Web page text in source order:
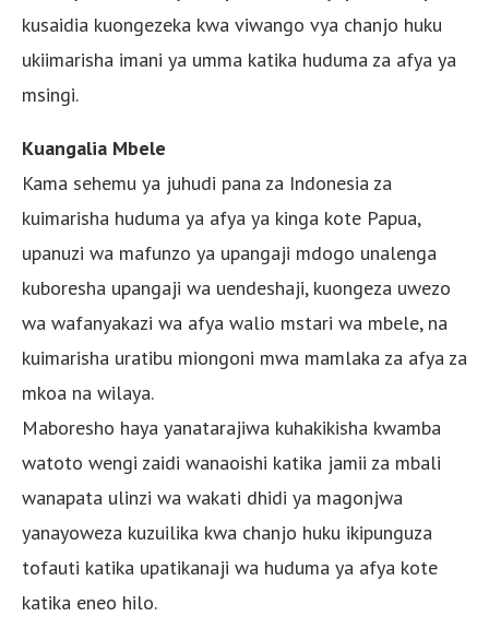
kusaidia kuongezeka kwa viwango vya chanjo huku
ukiimarisha imani ya umma katika huduma za afya ya
msingi.
Kuangalia Mbele
Kama sehemu ya juhudi pana za Indonesia za
kuimarisha huduma ya afya ya kinga kote Papua,
upanuzi wa mafunzo ya upangaji mdogo unalenga
kuboresha upangaji wa uendeshaji, kuongeza uwezo
wa wafanyakazi wa afya walio mstari wa mbele, na
kuimarisha uratibu miongoni mwa mamlaka za afya za
mkoa na wilaya.
Maboresho haya yanatarajiwa kuhakikisha kwamba
watoto wengi zaidi wanaoishi katika jamii za mbali
wanapata ulinzi wa wakati dhidi ya magonjwa
yanayoweza kuzuilika kwa chanjo huku ikipunguza
tofauti katika upatikanaji wa huduma ya afya kote
katika eneo hilo.